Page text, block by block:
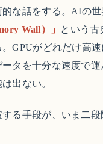
的な話をする。AIの
Wall）」 という古
GPUがどれだけ高
ータを十分な速度で
出ない。
る手段が、いま二